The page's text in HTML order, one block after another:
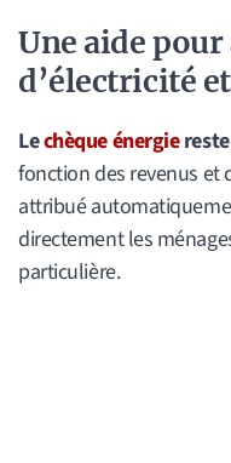
Une aide
d’électricité
Lechèque énergiereste
fonction des revenus et
attribué
directement les
particulière.